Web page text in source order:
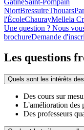
NiortBressuireThouars
l'ÉcoleChaurayMellela
Une question ? Nous
brochureDemande
Les questions
Quels sont les intérêts
Des cours sur
L'amélioration des
Des professeurs